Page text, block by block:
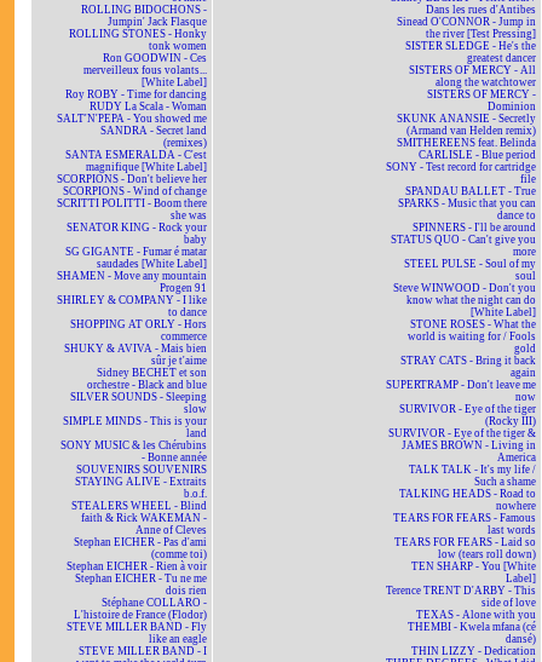
ROLLING BIDOCHONS -
Jumpin' Jack Flasque
ROLLING STONES - Honky
tonk women
Ron GOODWIN - Ces
merveilleux fous volants...
[White Label]
Roy ROBY - Time for dancing
RUDY La Scala - Woman
SALT'N'PEPA - You showed me
SANDRA - Secret land
(remixes)
SANTA ESMERALDA - C'est
magnifique [White Label]
SCORPIONS - Don't believe her
SCORPIONS - Wind of change
SCRITTI POLITTI - Boom there
she was
SENATOR KING - Rock your
baby
SG GIGANTE - Fumar é matar
saudades [White Label]
SHAMEN - Move any mountain
Progen 91
SHIRLEY & COMPANY - I like
to dance
SHOPPING AT ORLY - Hors
commerce
SHUKY & AVIVA - Mais bien
sûr je t'aime
Sidney BECHET et son
orchestre - Black and blue
SILVER SOUNDS - Sleeping
slow
SIMPLE MINDS - This is your
land
SONY MUSIC & les Chérubins
- Bonne année
SOUVENIRS SOUVENIRS
STAYING ALIVE - Extraits
b.o.f.
STEALERS WHEEL - Blind
faith & Rick WAKEMAN -
Anne of Cleves
Stephan EICHER - Pas d'ami
(comme toi)
Stephan EICHER - Rien à voir
Stephan EICHER - Tu ne me
dois rien
Stéphane COLLARO -
L'histoire de France (Flodor)
STEVE MILLER BAND - Fly
like an eagle
STEVE MILLER BAND - I
Dans les rues d'Antibes
Sinead O'CONNOR - Jump in
the river [Test Pressing]
SISTER SLEDGE - He's the
greatest dancer
SISTERS OF MERCY - All
along the watchtower
SISTERS OF MERCY -
Dominion
SKUNK ANANSIE - Secretly
(Armand van Helden remix)
SMITHEREENS feat. Belinda
CARLISLE - Blue period
SONY - Test record for cartridge
file
SPANDAU BALLET - True
SPARKS - Music that you can
dance to
SPINNERS - I'll be around
STATUS QUO - Can't give you
more
STEEL PULSE - Soul of my
soul
Steve WINWOOD - Don't you
know what the night can do
[White Label]
STONE ROSES - What the
world is waiting for / Fools
gold
STRAY CATS - Bring it back
again
SUPERTRAMP - Don't leave me
now
SURVIVOR - Eye of the tiger
(Rocky III)
SURVIVOR - Eye of the tiger &
JAMES BROWN - Living in
America
TALK TALK - It's my life /
Such a shame
TALKING HEADS - Road to
nowhere
TEARS FOR FEARS - Famous
last words
TEARS FOR FEARS - Laid so
low (tears roll down)
TEN SHARP - You [White
Label]
Terence TRENT D'ARBY - This
side of love
TEXAS - Alone with you
THEMBI - Kwela mfana (cé
dansé)
THIN LIZZY - Dedication